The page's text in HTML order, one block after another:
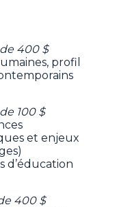
400 $
profil
100 $
et enjeux
d’éducation
400 $